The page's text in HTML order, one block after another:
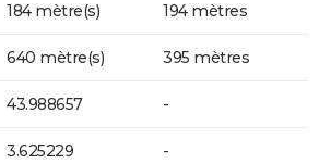
184 mètre(s) 194 mètres
640 mètre(s) 395 mètres
43.988657 -
3.625229 -